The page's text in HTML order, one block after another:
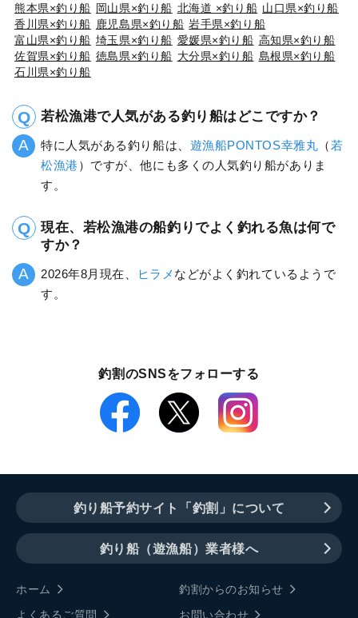
熊本県×釣り船 岡山県×釣り船 北海道 ×釣り船 山口県×釣り船
香川県×釣り船 鹿児島県×釣り船 岩手県×釣り船
富山県×釣り船 埼玉県×釣り船 愛媛県×釣り船 高知県×釣り船
佐賀県×釣り船 徳島県×釣り船 大分県×釣り船 島根県×釣り船
石川県×釣り船
若松漁港で人気がある釣り船はどこですか？
特に人気がある釣り船は、 遊漁船PONTOS幸雅丸 （ 若
松漁港 ）ですが、他にも多くの人気釣り船がありま
す。
現在、若松漁港の船釣りでよく釣れる魚は何で
すか？
2026年8月現在、 ヒラメ などがよく釣れているようで
す。
釣割のSNSをフォローする
釣り船予約サイト「釣割」について
釣り船（遊漁船）業者様へ
ホーム
釣割からのお知らせ
よくあるご質問
お問い合わせ